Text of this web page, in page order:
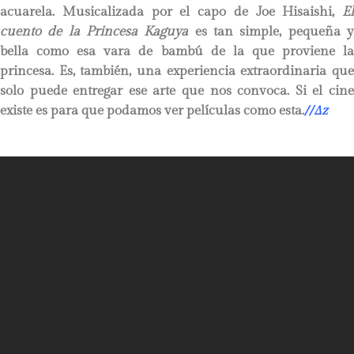
acuarela. Musicalizada por el capo de Joe Hisaishi, El
cuento de la Princesa Kaguyaes tan simple, pequeña y
bella como esa vara de bambú de la que proviene la
princesa. Es, también, una experiencia extraordinaria que
solo puede entregar ese arte que nos convoca. Si el cine
existe es para que podamos ver películas como esta.//∆z